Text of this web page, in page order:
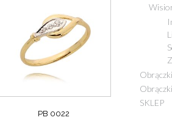
PB 0022
SKLEP